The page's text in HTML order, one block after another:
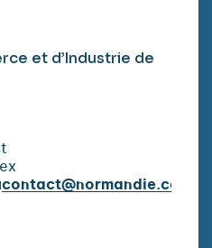
et d’Industrie de
contact@normandie.cci.fr